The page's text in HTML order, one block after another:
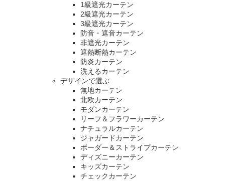
1級遮光カーテン
2級遮光カーテン
3級遮光カーテン
防音・遮音カーテン
非遮光カーテン
遮熱断熱カーテン
防炎カーテン
洗えるカーテン
デザインで選ぶ
無地カーテン
北欧カーテン
モダンカーテン
リーフ＆フラワーカーテン
ナチュラルカーテン
ジャガードカーテン
ボーダー＆ストライプカーテン
ディズニーカーテン
キッズカーテン
チェックカーテン